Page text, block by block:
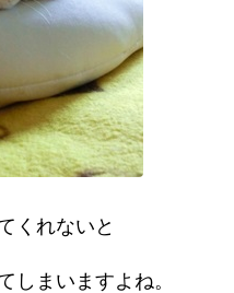
くれないと
しまいますよね。